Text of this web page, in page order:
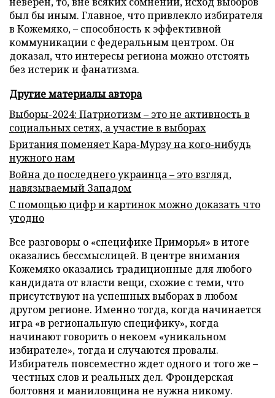
был бы иным. Главное, что привлекло избирателя
в Кожемяко, – способность к эффективной
коммуникации с федеральным центром. Он
доказал, что интересы региона можно отстоять
без истерик и фанатизма.
Другие материалы автора
Выборы-2024: Патриотизм – это не активность в
социальных сетях, а участие в выборах
Британия поменяет Кара-Мурзу на кого-нибудь
нужного нам
Война до последнего украинца – это взгляд,
навязываемый Западом
С помощью цифр и картинок можно доказать что
угодно
Все разговоры о «специфике Приморья» в итоге
оказались бессмыслицей. В центре внимания
Кожемяко оказались традиционные для любого
кандидата от власти вещи, схожие с теми, что
присутствуют на успешных выборах в любом
другом регионе. Именно тогда, когда начинается
игра «в региональную специфику», когда
начинают говорить о некоем «уникальном
избирателе», тогда и случаются провалы.
Избиратель повсеместно ждет одного и того же –
честных слов и реальных дел. Фрондерская
болтовня и маниловщина не нужна никому.